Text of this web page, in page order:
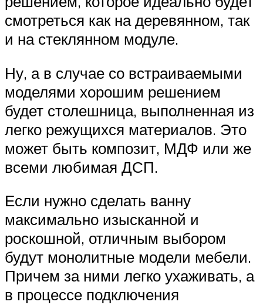
смотреться как на деревянном, так
и на стеклянном модуле.
Ну, а в случае со встраиваемыми
моделями хорошим решением
будет столешница, выполненная из
легко режущихся материалов. Это
может быть композит, МДФ или же
всеми любимая ДСП.
Если нужно сделать ванну
максимально изысканной и
роскошной, отличным выбором
будут монолитные модели мебели.
Причем за ними легко ухаживать, а
в процессе подключения